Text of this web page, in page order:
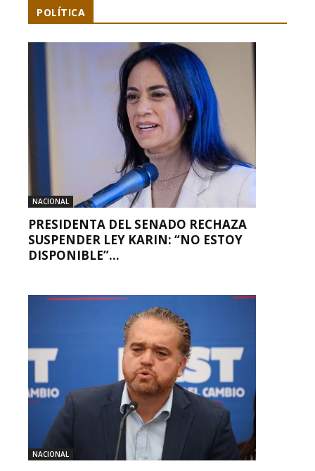
POLÍTICA
NACIONAL
PRESIDENTA DEL SENADO RECHAZA
SUSPENDER LEY KARIN: “NO ESTOY
DISPONIBLE”...
NACIONAL